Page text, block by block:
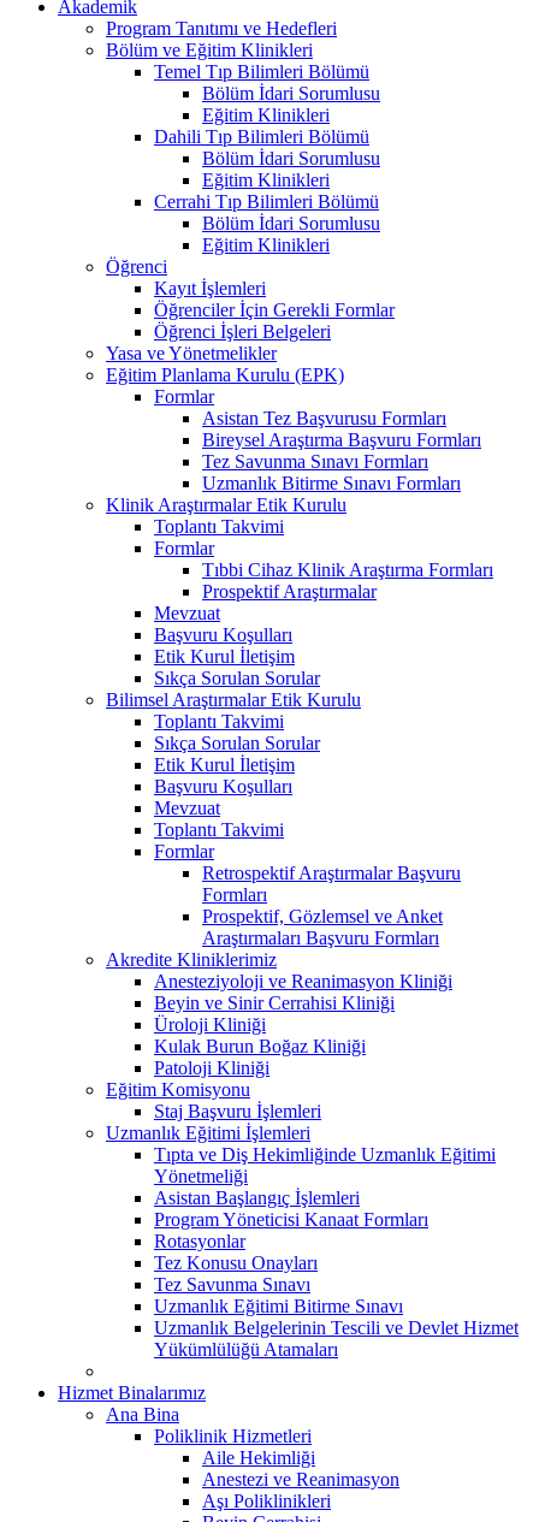
Akademik
Program Tanıtımı ve Hedefleri
Bölüm ve Eğitim Klinikleri
Temel Tıp Bilimleri Bölümü
Bölüm İdari Sorumlusu
Eğitim Klinikleri
Dahili Tıp Bilimleri Bölümü
Bölüm İdari Sorumlusu
Eğitim Klinikleri
Cerrahi Tıp Bilimleri Bölümü
Bölüm İdari Sorumlusu
Eğitim Klinikleri
Öğrenci
Kayıt İşlemleri
Öğrenciler İçin Gerekli Formlar
Öğrenci İşleri Belgeleri
Yasa ve Yönetmelikler
Eğitim Planlama Kurulu (EPK)
Formlar
Asistan Tez Başvurusu Formları
Bireysel Araştırma Başvuru Formları
Tez Savunma Sınavı Formları
Uzmanlık Bitirme Sınavı Formları
Klinik Araştırmalar Etik Kurulu
Toplantı Takvimi
Formlar
Tıbbi Cihaz Klinik Araştırma Formları
Prospektif Araştırmalar
Mevzuat
Başvuru Koşulları
Etik Kurul İletişim
Sıkça Sorulan Sorular
Bilimsel Araştırmalar Etik Kurulu
Toplantı Takvimi
Sıkça Sorulan Sorular
Etik Kurul İletişim
Başvuru Koşulları
Mevzuat
Toplantı Takvimi
Formlar
Retrospektif Araştırmalar Başvuru
Formları
Prospektif, Gözlemsel ve Anket
Araştırmaları Başvuru Formları
Akredite Kliniklerimiz
Anesteziyoloji ve Reanimasyon Kliniği
Beyin ve Sinir Cerrahisi Kliniği
Üroloji Kliniği
Kulak Burun Boğaz Kliniği
Patoloji Kliniği
Eğitim Komisyonu
Staj Başvuru İşlemleri
Uzmanlık Eğitimi İşlemleri
Tıpta ve Diş Hekimliğinde Uzmanlık Eğitimi
Yönetmeliği
Asistan Başlangıç İşlemleri
Program Yöneticisi Kanaat Formları
Rotasyonlar
Tez Konusu Onayları
Tez Savunma Sınavı
Uzmanlık Eğitimi Bitirme Sınavı
Uzmanlık Belgelerinin Tescili ve Devlet Hizmet
Yükümlülüğü Atamaları
Hizmet Binalarımız
Ana Bina
Poliklinik Hizmetleri
Aile Hekimliği
Anestezi ve Reanimasyon
Aşı Poliklinikleri